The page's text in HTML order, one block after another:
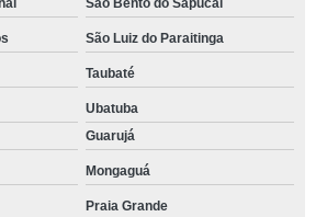
São Bento do Sapucaí
São Luiz do Paraitinga
Taubaté
Ubatuba
Guarujá
Mongaguá
Praia Grande